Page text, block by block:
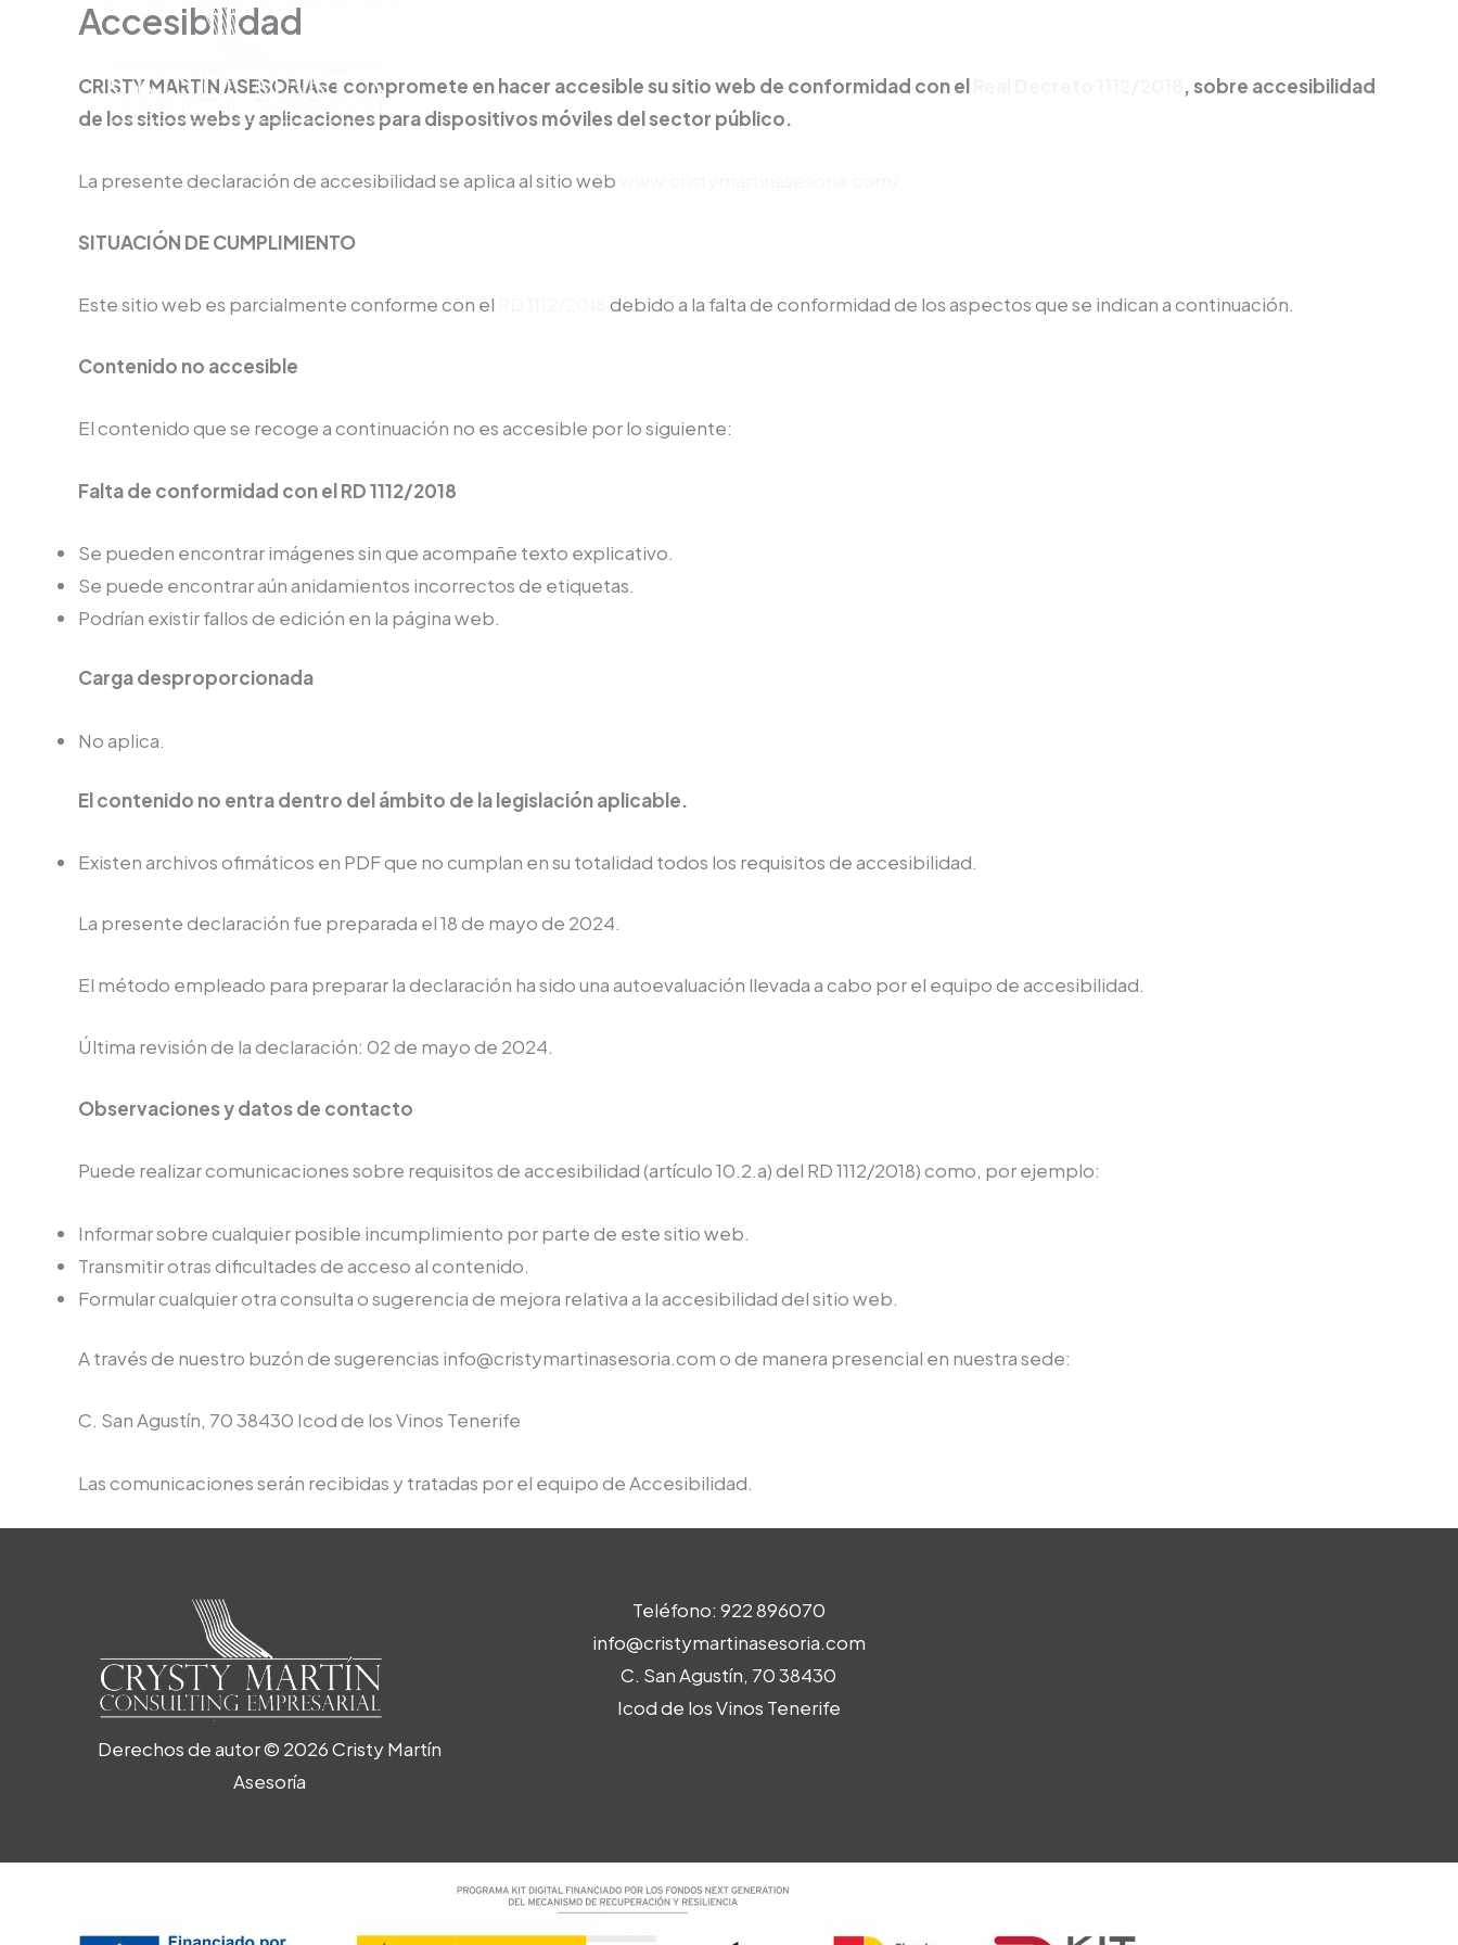
contenido
Accesibilidad
CRISTY MARTIN ASESORIAse compromete en hacer accesible su sitio web de conformidad con el
, sobre accesibilidad
de los sitios webs y aplicaciones para dispositivos móviles del sector público.
La presente declaración de accesibilidad se aplica al sitio web
SITUACIÓN DE CUMPLIMIENTO
Este sitio web es parcialmente conforme con el debido a la falta de conformidad de los aspectos que se indican a continuación.
Contenido no accesible
El contenido que se recoge a continuación no es accesible por lo siguiente:
Falta de conformidad con el RD 1112/2018
Se pueden encontrar imágenes sin que acompañe texto explicativo.
Se puede encontrar aún anidamientos incorrectos de etiquetas.
Podrían existir fallos de edición en la página web.
Carga desproporcionada
No aplica.
El contenido no entra dentro del ámbito de la legislación aplicable.
Existen archivos ofimáticos en PDF que no cumplan en su totalidad todos los requisitos de accesibilidad.
La presente declaración fue preparada el 18 de mayo de 2024.
El método empleado para preparar la declaración ha sido una autoevaluación llevada a cabo por el equipo de accesibilidad.
Última revisión de la declaración: 02 de mayo de 2024.
Observaciones y datos de contacto
Puede realizar comunicaciones sobre requisitos de accesibilidad (artículo 10.2.a) del RD 1112/2018) como, por ejemplo:
Informar sobre cualquier posible incumplimiento por parte de este sitio web.
Transmitir otras dificultades de acceso al contenido.
Formular cualquier otra consulta o sugerencia de mejora relativa a la accesibilidad del sitio web.
A través de nuestro buzón de sugerencias info@cristymartinasesoria.com o de manera presencial en nuestra sede:
C. San Agustín, 70 38430 Icod de los Vinos Tenerife
Las comunicaciones serán recibidas y tratadas por el equipo de Accesibilidad.
Derechos de autor © 2026 Cristy Martín
Asesoría
Teléfono: 922 896070
info@cristymartinasesoria.com
C. San Agustín, 70 38430
Icod de los Vinos Tenerife